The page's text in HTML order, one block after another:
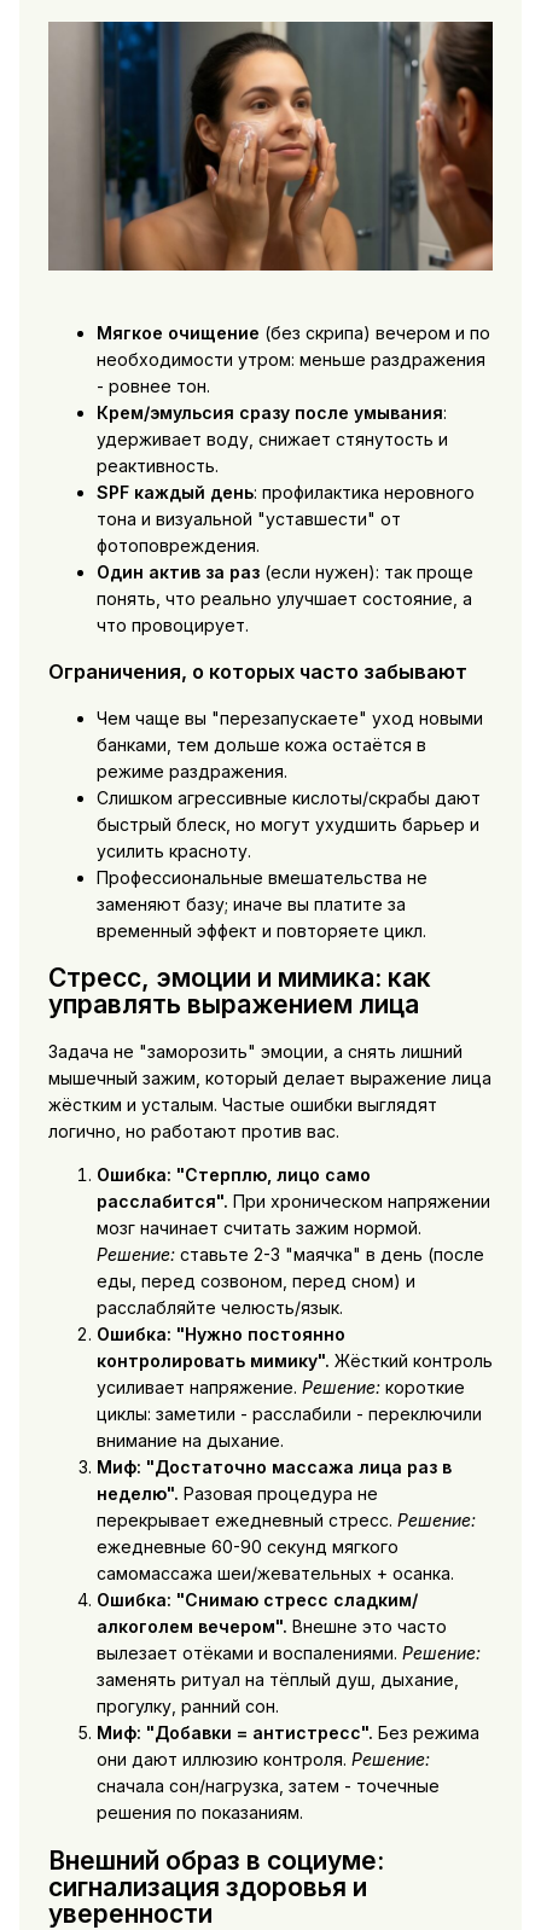
Мягкое очищение (без скрипа) вечером и по
необходимости утром: меньше раздражения
- ровнее тон.
Крем/эмульсия сразу после умывания:
удерживает воду, снижает стянутость и
реактивность.
SPF каждый день: профилактика неровного
тона и визуальной "уставшести" от
фотоповреждения.
Один актив за раз(если нужен): так проще
понять, что реально улучшает состояние, а
что провоцирует.
Ограничения, о которых часто забывают
Чем чаще вы "перезапускаете" уход новыми
банками, тем дольше кожа остаётся в
режиме раздражения.
Слишком агрессивные кислоты/скрабы дают
быстрый блеск, но могут ухудшить барьер и
усилить красноту.
Профессиональные вмешательства не
заменяют базу; иначе вы платите за
временный эффект и повторяете цикл.
Стресс, эмоции и мимика: как
управлять выражением лица
Задача не "заморозить" эмоции, а снять лишний
мышечный зажим, который делает выражение лица
жёстким и усталым. Частые ошибки выглядят
логично, но работают против вас.
Ошибка: "Стерплю, лицо само
расслабится". При хроническом напряжении
мозг начинает считать зажим нормой.
Решение:ставьте 2-3 "маячка" в день (после
еды, перед созвоном, перед сном) и
расслабляйте челюсть/язык.
Ошибка: "Нужно постоянно
контролировать мимику". Жёсткий контроль
усиливает напряжение. Решение:короткие
циклы: заметили - расслабили - переключили
внимание на дыхание.
Миф: "Достаточно массажа лица раз в
неделю". Разовая процедура не
перекрывает ежедневный стресс. Решение:
ежедневные 60-90 секунд мягкого
самомассажа шеи/жевательных + осанка.
Ошибка: "Снимаю стресс сладким/
алкоголем вечером". Внешне это часто
вылезает отёками и воспалениями. Решение:
заменять ритуал на тёплый душ, дыхание,
прогулку, ранний сон.
Миф: "Добавки = антистресс". Без режима
они дают иллюзию контроля. Решение:
сначала сон/нагрузка, затем - точечные
решения по показаниям.
Внешний образ в социуме:
сигнализация здоровья и
уверенности